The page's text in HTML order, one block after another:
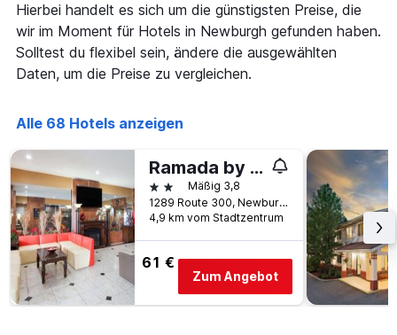
Diagramm
hat
1
X-
Achse,
die
Anzahl
der
Tage
vor
dem
Aufenthalt
anzeigt
Das
Diagramm
hat
1
Hierbei handelt es sich um die günstigsten Preise, die
wir im Moment für Hotels in Newburgh gefunden haben.
Solltest du flexibel sein, ändere die ausgewählten
Daten, um die Preise zu vergleichen.
Alle 68 Hotels anzeigen
Ramada by Wyndham Newburgh/West Point
2 SterneMäßig 3,8
1289 Route 300, Newburgh, NY, USA
4,9 km vom Stadtzentrum
61 €
Zum Angebot